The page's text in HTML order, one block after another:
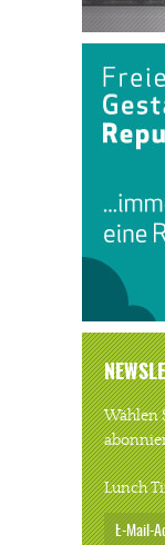
Wählen
Lunch